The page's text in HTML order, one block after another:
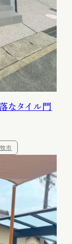
なタイル門
市